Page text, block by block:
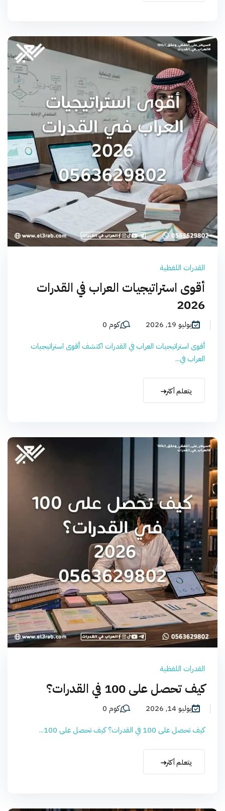
القدرات اللفظية
أقوى استراتيجيات العراب في القدرات
2026
يوليو 19, 2026
كوم 0
أقوى استراتيجيات العراب في القدرات اكتشف أقوى استراتيجيات
العراب في...
يتعلم أكثر
القدرات اللفظية
كيف تحصل على 100 في القدرات؟
يوليو 14, 2026
كوم 0
كيف تحصل على 100 في القدرات؟ كيف تحصل على 100...
يتعلم أكثر